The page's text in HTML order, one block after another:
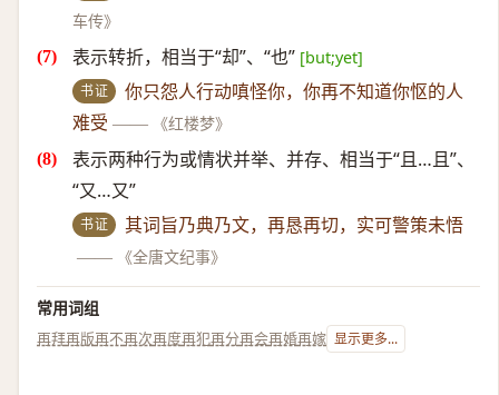
车传》
表示转折，相当于“却”、“也” [but;yet]
书证
你只怨人行动嗔怪你，你再不知道你怄的人
难受 —— 《红楼梦》
表示两种行为或情状并举、并存、相当于“且…且”、
“又…又”
书证
其词旨乃典乃文，再恳再切，实可警策未悟
——
《全唐文纪事》
常用词组
再拜再版再不再次再度再犯再分再会再婚再嫁 显示更多...